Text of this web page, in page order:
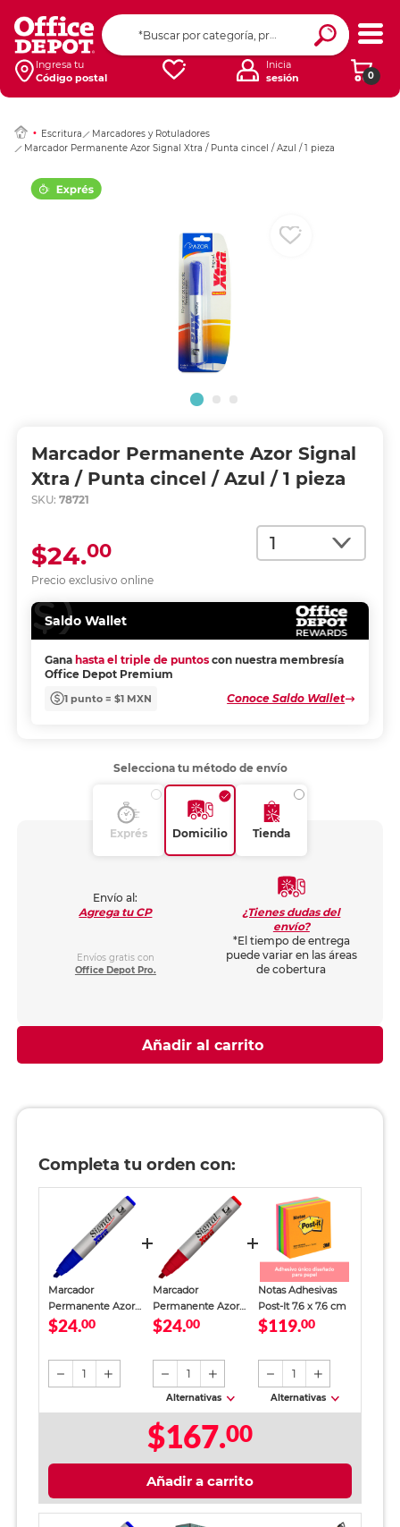
Ingresa tu
Código postal
0
Inicia
sesión
Escritura
Marcadores y Rotuladores
Marcador Permanente Azor Signal Xtra / Punta cincel / Azul / 1 pieza
Marcador Permanente Azor Signal
Xtra / Punta cincel / Azul / 1 pieza
SKU: 78721
Cantidad
Precio exclusivo online
$24.00
Saldo Wallet
Gana hasta el triple de puntos con nuestra membresía
Office Depot Premium
1 punto = $1 MXN Conoce Saldo Wallet
Ingresar Codigo
Selecciona tu método de envío
Exprés Domicilio Tienda
Envío al:
Agrega tu CP
Envíos gratis con
Office Depot Pro.
¿Tienes dudas del
envío?
*El tiempo de entrega
puede variar en las áreas
de cobertura
Añadir al carrito
Completa tu orden con:
Marcador
Permanente Azor
Signal Xtra / Punta
$24.00
1
Marcador
Permanente Azor
Signal Xtra Punta
$24.00
1
Alternativas
Notas Adhesivas
Post-It 7.6 x 7.6 cm
$119.00
1
Alternativas
$167.00
Añadir a carrito